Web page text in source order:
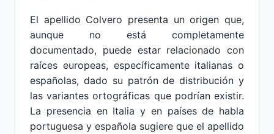
El apellido Colvero presenta un origen que,
aunque no está completamente
documentado, puede estar relacionado con
raíces europeas, específicamente italianas o
españolas, dado su patrón de distribución y
las variantes ortográficas que podrían existir.
La presencia en Italia y en países de habla
portuguesa y española sugiere que el apellido